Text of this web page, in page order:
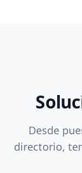
Desde
directorio,